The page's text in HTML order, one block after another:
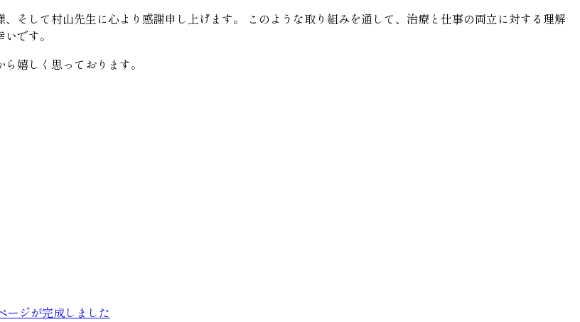
そして村山先生に心より感謝申し上げます。 このような取り組みを通して、治療と仕事の両立に対する理解
です。
嬉しく思っております。
ージが完成しました